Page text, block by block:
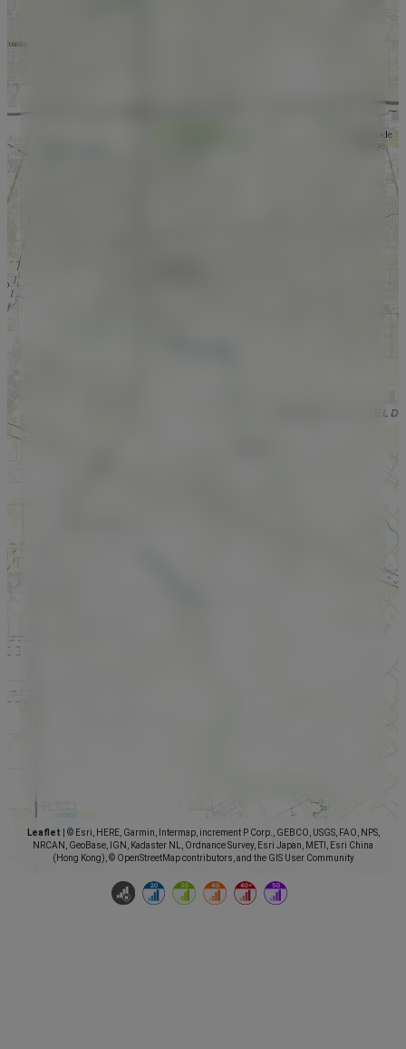
Leaflet
© Esri, HERE, Garmin, Intermap, increment P Corp., GEBCO, USGS, FAO, NPS,
NRCAN, GeoBase, IGN, Kadaster NL, Ordnance Survey, Esri Japan, METI, Esri China
(Hong Kong), © OpenStreetMap contributors, and the GIS User Community